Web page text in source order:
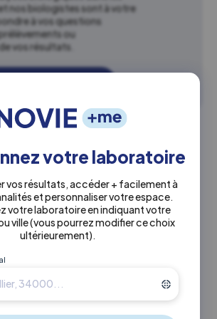
votre laboratoire
vos résultats, accéder + facilement à
et personnaliser votre espace.
votre laboratoire en indiquant votre
ville(vous pourrez modifier ce choix
ultérieurement)
nos biologistes sont à votre
à vos questions
ou
vos résultats.
à proximité
Médical
Actuellement ouvert